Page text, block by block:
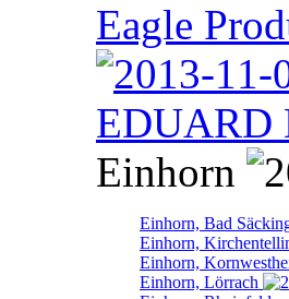
Eagle
EDUARD
Einhorn
Einhorn, Bad
Einhorn,
Einhorn,
Einhorn, Lörrach